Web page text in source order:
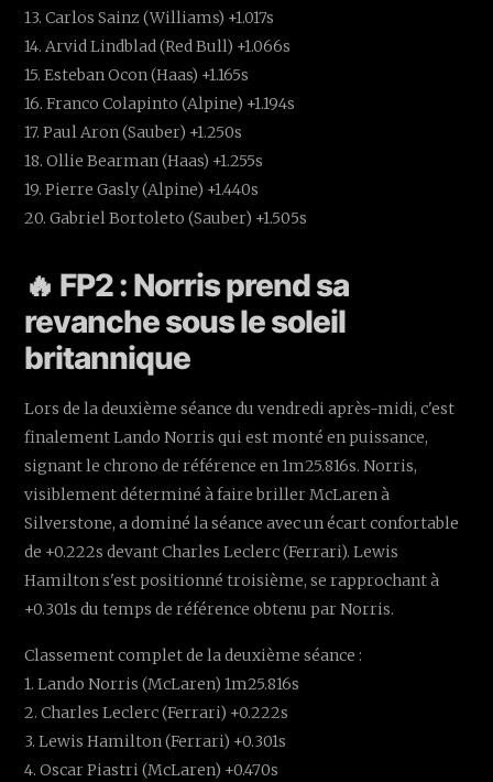
13. Carlos Sainz (Williams) +1.017s
14. Arvid Lindblad (Red Bull) +1.066s
15. Esteban Ocon (Haas) +1.165s
16. Franco Colapinto (Alpine) +1.194s
17. Paul Aron (Sauber) +1.250s
18. Ollie Bearman (Haas) +1.255s
19. Pierre Gasly (Alpine) +1.440s
20. Gabriel Bortoleto (Sauber) +1.505s
🔥 FP2 : Norris prend sa
revanche sous le soleil
britannique
Lors de la deuxième séance du vendredi après-midi, c'est
finalement Lando Norris qui est monté en puissance,
signant le chrono de référence en 1m25.816s. Norris,
visiblement déterminé à faire briller McLaren à
Silverstone, a dominé la séance avec un écart confortable
de +0.222s devant Charles Leclerc (Ferrari). Lewis
Hamilton s'est positionné troisième, se rapprochant à
+0.301s du temps de référence obtenu par Norris.
Classement complet de la deuxième séance :
1. Lando Norris (McLaren) 1m25.816s
2. Charles Leclerc (Ferrari) +0.222s
3. Lewis Hamilton (Ferrari) +0.301s
4. Oscar Piastri (McLaren) +0.470s